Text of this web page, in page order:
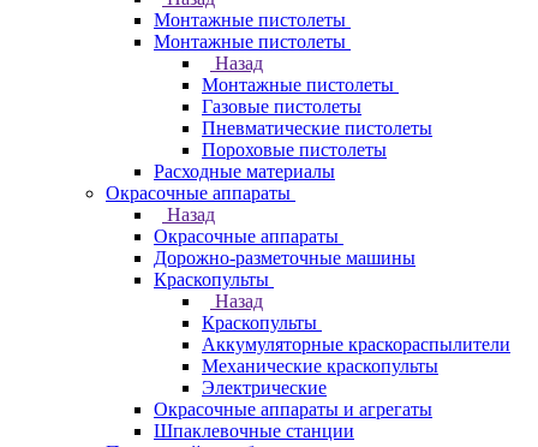
Монтажные пистолеты
Монтажные пистолеты
Назад
Монтажные пистолеты
Газовые пистолеты
Пневматические пистолеты
Пороховые пистолеты
Расходные материалы
Окрасочные аппараты
Назад
Окрасочные аппараты
Дорожно-разметочные машины
Краскопульты
Назад
Краскопульты
Аккумуляторные краскораспылители
Механические краскопульты
Электрические
Окрасочные аппараты и агрегаты
Шпаклевочные станции